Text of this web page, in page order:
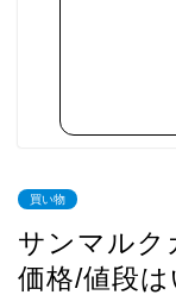
買い物
サンマルク
価格/値段